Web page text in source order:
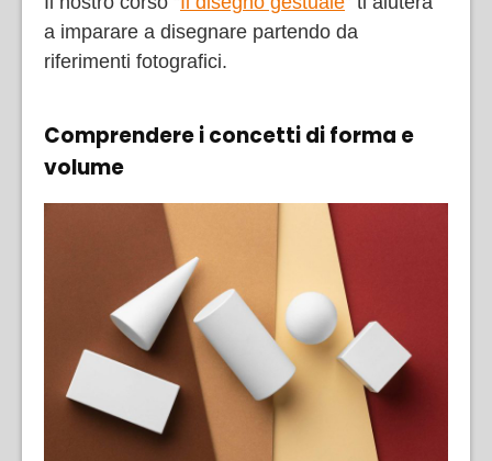
a imparare a disegnare partendo da
riferimenti fotografici.
Comprendere i concetti di forma e
volume